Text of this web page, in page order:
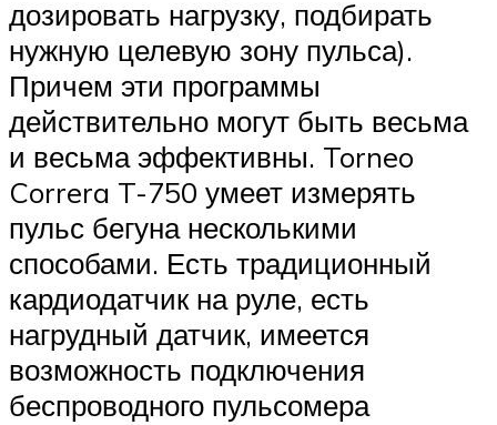
дозировать нагрузку, подбирать
нужную целевую зону пульса).
Причем эти программы
действительно могут быть весьма
и весьма эффективны. Torneo
Correra T-750 умеет измерять
пульс бегуна несколькими
способами. Есть традиционный
кардиодатчик на руле, есть
нагрудный датчик, имеется
возможность подключения
беспроводного пульсомера